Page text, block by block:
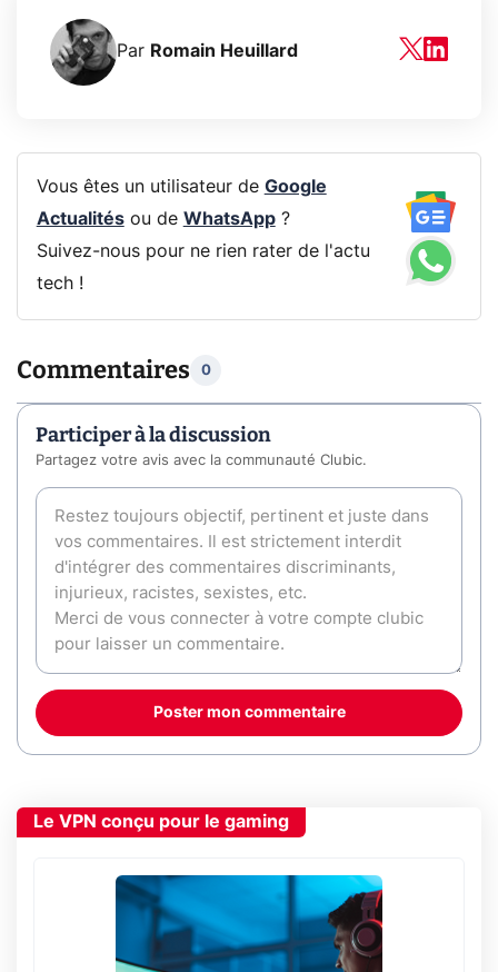
Par Romain Heuillard
Vous êtes un utilisateur de Google
Actualitésou de WhatsApp?
Suivez-nous pour ne rien rater de l'actu
tech !
Commentaires 0
Participer à la discussion
Partagez votre avis avec la communauté Clubic.
Poster mon commentaire
Le VPN conçu pour le gaming